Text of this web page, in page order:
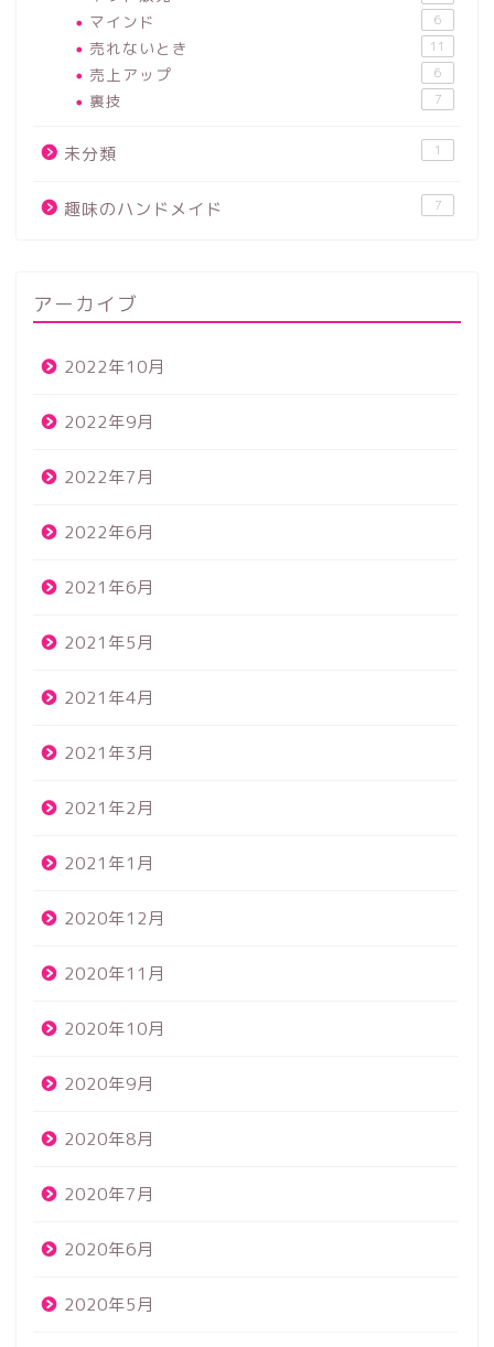
マインド 6
売れないとき 11
売上アップ 6
裏技 7
未分類 1
趣味のハンドメイド 7
アーカイブ
2022年10月
2022年9月
2022年7月
2022年6月
2021年6月
2021年5月
2021年4月
2021年3月
2021年2月
2021年1月
2020年12月
2020年11月
2020年10月
2020年9月
2020年8月
2020年7月
2020年6月
2020年5月